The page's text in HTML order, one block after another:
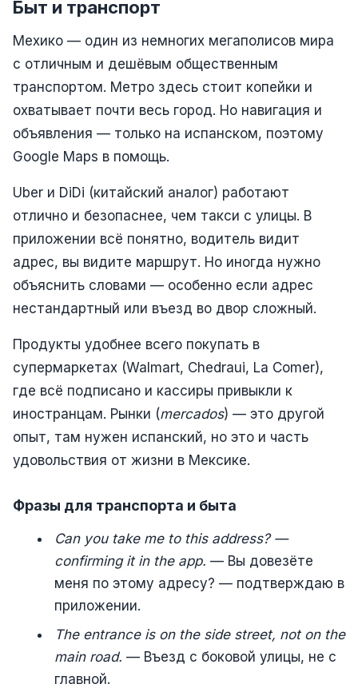
Быт и транспорт
Мехико — один из немногих мегаполисов мира
с отличным и дешёвым общественным
транспортом. Метро здесь стоит копейки и
охватывает почти весь город. Но навигация и
объявления — только на испанском, поэтому
Google Maps в помощь.
Uber и DiDi (китайский аналог) работают
отлично и безопаснее, чем такси с улицы. В
приложении всё понятно, водитель видит
адрес, вы видите маршрут. Но иногда нужно
объяснить словами — особенно если адрес
нестандартный или въезд во двор сложный.
Продукты удобнее всего покупать в
супермаркетах (Walmart, Chedraui, La Comer),
где всё подписано и кассиры привыкли к
иностранцам. Рынки (mercados) — это другой
опыт, там нужен испанский, но это и часть
удовольствия от жизни в Мексике.
Фразы для транспорта и быта
Can you take me to this address? —
confirming it in the app. — Вы довезёте
меня по этому адресу? — подтверждаю в
приложении.
The entrance is on the side street, not on the
main road. — Въезд с боковой улицы, не с
главной.